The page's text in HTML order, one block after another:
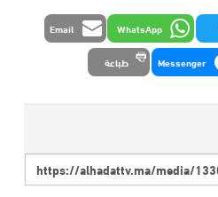
WhatsApp
Email
Messenger طباعة